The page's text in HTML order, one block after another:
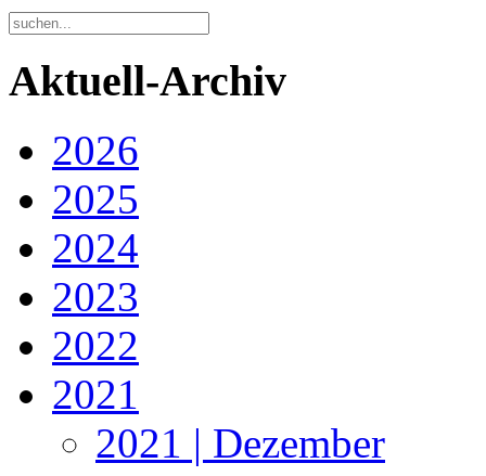
Aktuell-Archiv
2026
2025
2024
2023
2022
2021
2021 | Dezember